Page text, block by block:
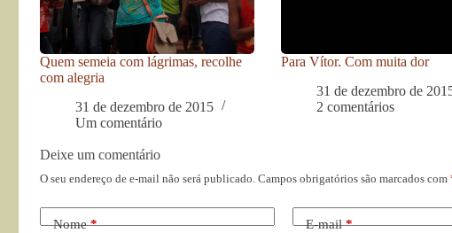
Quem semeia com lágrimas, recolhe
com alegria
31 de dezembro de 2015
Um comentário
Para Vítor. Com muita dor
31 de dezembro de
2 comentários
Deixe um comentário
O seu endereço de e-mail não será publicado. Campos obrigatórios são marcados com
Nome* E-mail*